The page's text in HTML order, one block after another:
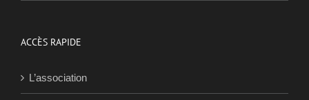
ACCÈS RAPIDE
L’association